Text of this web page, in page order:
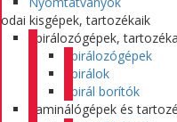
Irodai kisgépek, tartozékaik
Spirálozógépek,
Spirálozógépek
Spirálok
Spirál borítók
Laminálógépek és